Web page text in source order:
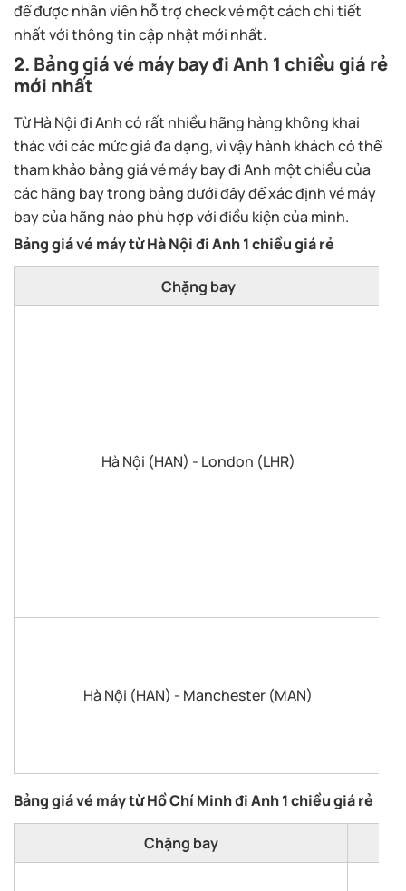
để được nhân viên hỗ trợ check vé một cách chi tiết
nhất với thông tin cập nhật mới nhất.
2. Bảng giá vé máy bay đi Anh 1 chiều giá rẻ
mới nhất
Từ Hà Nội đi Anh có rất nhiều hãng hàng không khai
thác với các mức giá đa dạng, vì vậy hành khách có thể
tham khảo bảng giá vé máy bay đi Anh một chiều của
các hãng bay trong bảng dưới đây để xác định vé máy
bay của hãng nào phù hợp với điều kiện của mình.
Bảng giá vé máy từ Hà Nội đi Anh 1 chiều giá rẻ
Chặng bay
Hà Nội (HAN) - London (LHR)
Hà Nội (HAN) - Manchester (MAN)
Bảng giá vé máy từ Hồ Chí Minh đi Anh 1 chiều giá rẻ
Chặng bay